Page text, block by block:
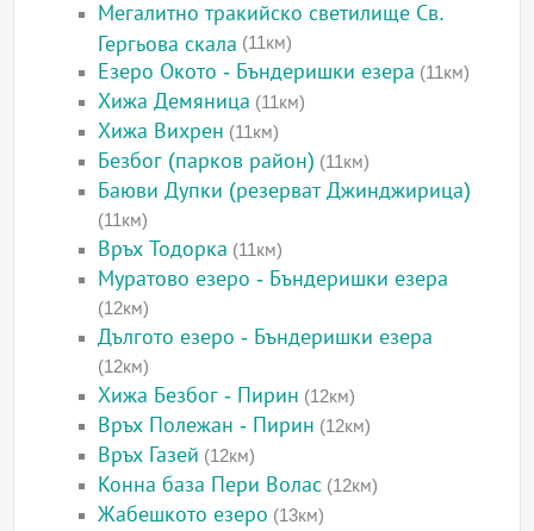
Мегалитно тракийско светилище Св.
Гергьова скала (11км)
Езеро Окото - Бъндеришки езера (11км)
Хижа Демяница (11км)
Хижа Вихрен (11км)
Безбог (парков район) (11км)
Баюви Дупки (резерват Джинджирица)
(11км)
Връх Тодорка (11км)
Муратово езеро - Бъндеришки езера
(12км)
Дългото езеро - Бъндеришки езера
(12км)
Хижа Безбог - Пирин (12км)
Връх Полежан - Пирин (12км)
Връх Газей (12км)
Конна база Пери Волас (12км)
Жабешкото езеро (13км)